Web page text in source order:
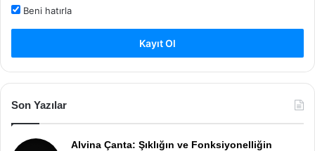
Beni hatırla
Kayıt Ol
Son Yazılar
Alvina Çanta: Şıklığın ve Fonksiyonelliğin